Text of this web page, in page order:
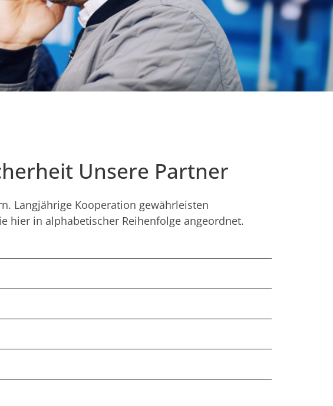
Unsere Partner
Langjährige Kooperation gewährleisten
hier in alphabetischer Reihenfolge angeordnet.